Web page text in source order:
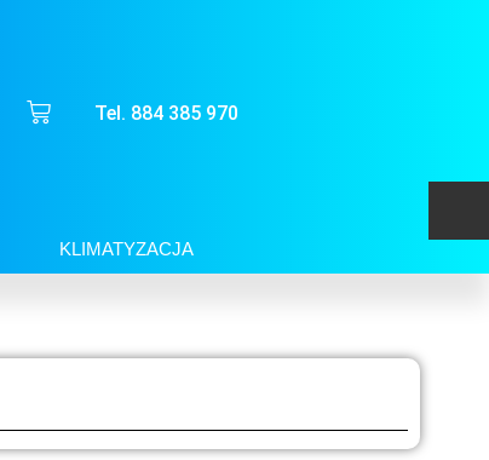
Tel. 884 385 970
KLIMATYZACJA